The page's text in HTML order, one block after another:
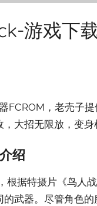
游戏下
FCROM，老壳子
大招无限放，变
绍
根据特摄片《鸟人
武器。尽管角色